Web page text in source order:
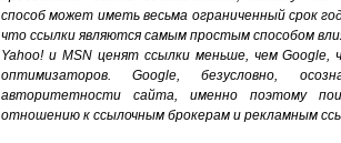
способ может иметь весьма ограниченный срок
что ссылки являются самым простым способом
Yahoo! и MSN ценят ссылки меньше, чем
оптимизаторов. Google, безусловно,
авторитетности сайта, именно поэтому
отношению к ссылочным брокерам и рекламным